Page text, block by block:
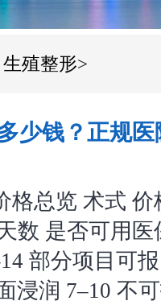
生殖整形>
少钱？正规
格总览 术式
数 是否可用医
部分项目可
浸润 7–10 不